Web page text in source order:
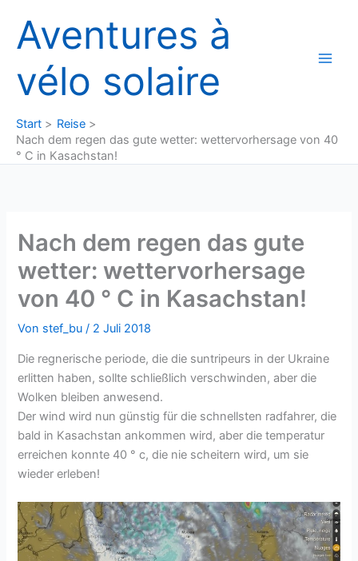
Inhalt
springen
Aventures à
vélo solaire
Start
Reise
Nach dem regen das gute wetter: wettervorhersage von 40
° C in Kasachstan!
Nach dem regen das gute
wetter: wettervorhersage
von 40 ° C in Kasachstan!
Von stef_bu/ 2 Juli 2018
Die regnerische periode, die die suntripeurs in der Ukraine
erlitten haben, sollte schließlich verschwinden, aber die
Wolken bleiben anwesend.
Der wind wird nun günstig für die schnellsten radfahrer, die
bald in Kasachstan ankommen wird, aber die temperatur
erreichen konnte 40 ° c, die nie scheitern wird, um sie
wieder erleben!